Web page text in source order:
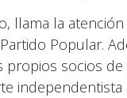
llama la
Popular.
socios